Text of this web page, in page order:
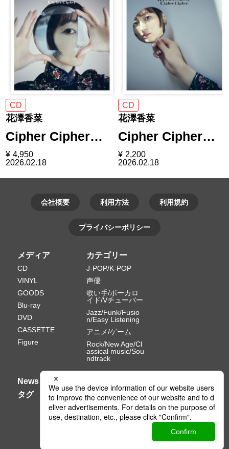
CD
花澤香菜
Cipher Cipher…
¥ 4,950
2026.02.18
CD
花澤香菜
Cipher Cipher…
¥ 2,200
2026.02.18
会社概要 利用方法 利用規約
プライバシーポリシー
メディア
CD
VINYL
GOODS
Blu-ray
DVD
CASSETTE
Figure
カテゴリー
J-POP/K-POP
声優
歌い手/ボーカロ
イド/Vチューバー
Jazz/Funk/Fusio
n/Easy Listening
アニメ/ゲーム
Rock/New Age/Cl
assical music/Sou
ndtrack
News
タグ
Ⓒ PONY CANYON INC.